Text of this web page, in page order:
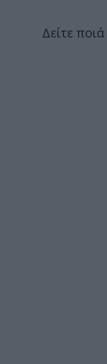
Δείτε ποιά